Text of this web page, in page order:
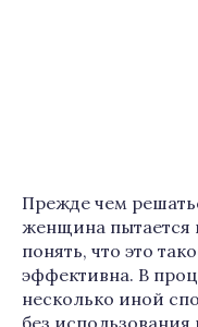
Прежде чем
женщина пытается
понять, что это
эффективна. В
несколько иной
без использования